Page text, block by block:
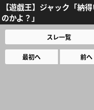
【遊戯王】ジャック「納
のかよ？」
スレ一覧
最初へ 前へ